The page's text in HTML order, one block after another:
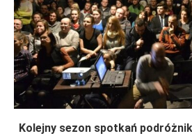
Kolejny sezon spotkań